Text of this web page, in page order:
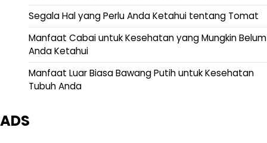
Segala Hal yang Perlu Anda Ketahui tentang Tomat
Manfaat Cabai untuk Kesehatan yang Mungkin Belum
Anda Ketahui
Manfaat Luar Biasa Bawang Putih untuk Kesehatan
Tubuh Anda
ADS